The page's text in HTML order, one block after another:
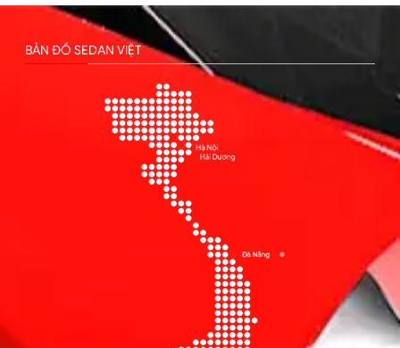
BẢN ĐỒ SEDAN VIỆT